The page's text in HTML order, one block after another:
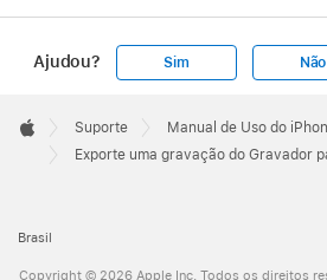
Ajudou? Sim Não
Footer

Apple
Suporte
Manual de Uso do
Exporte uma gravação do Gravador
Brasil
Copyright © 2026 Apple Inc. Todos os direitos